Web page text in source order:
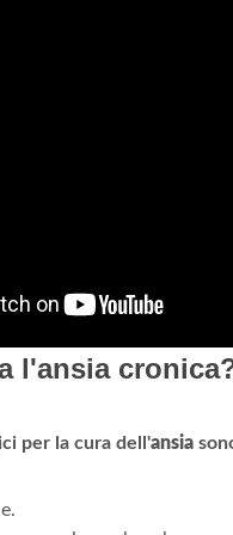
l'ansia
per la cura dell'ansia